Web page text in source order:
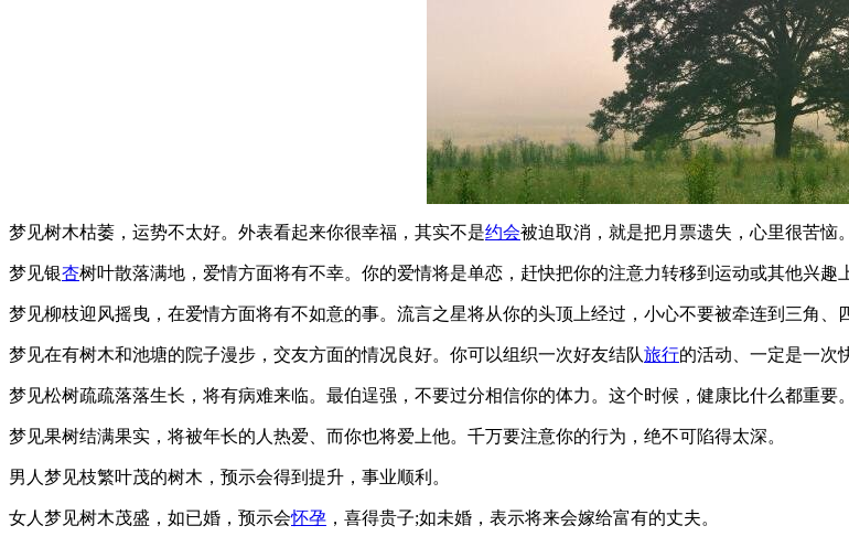
梦见树木枯萎，运势不太好。外表看起来你很幸福，其实不是约会被迫取消，就是把月票遗失，心里很苦恼
梦见银杏树叶散落满地，爱情方面将有不幸。你的爱情将是单恋，赶快把你的注意力转移到运动或其他兴趣
梦见柳枝迎风摇曳，在爱情方面将有不如意的事。流言之星将从你的头顶上经过，小心不要被牵连到三角、
梦见在有树木和池塘的院子漫步，交友方面的情况良好。你可以组织一次好友结队旅行的活动、一定是一次
梦见松树疏疏落落生长，将有病难来临。最伯逞强，不要过分相信你的体力。这个时候，健康比什么都重要。
梦见果树结满果实，将被年长的人热爱、而你也将爱上他。千万要注意你的行为，绝不可陷得太深。
男人梦见枝繁叶茂的树木，预示会得到提升，事业顺利。
女人梦见树木茂盛，如已婚，预示会怀孕 ，喜得贵子;如未婚，表示将来会嫁给富有的丈夫。